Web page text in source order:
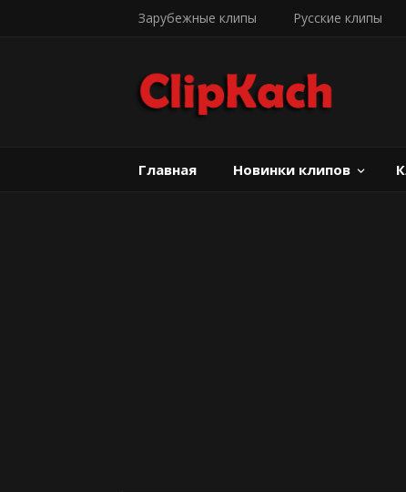
Зарубежные клипы Русские клипы
Главная Новинки клипов